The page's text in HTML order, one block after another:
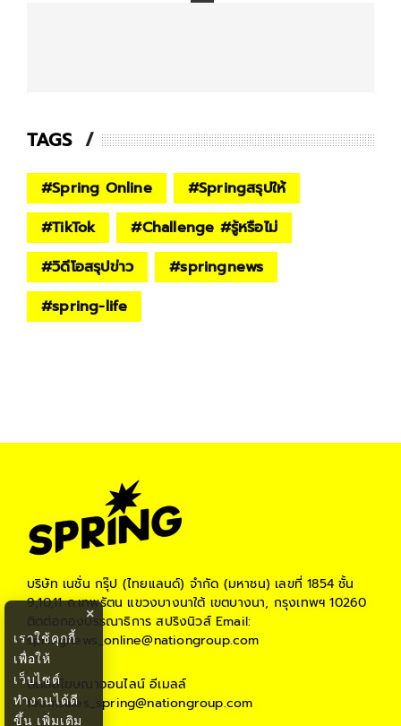
TAGS
#Spring Online #Springสรุปให้
#TikTok #Challenge #รู้หรือไม่
#วิดีโอสรุปข่าว #springnews
#spring-life
บริษัท เนชั่น กรุ๊ป (ไทยแลนด์) จำกัด (มหาชน) เลขที่ 1854 ชั้น
9,10,11 ถ.เทพรัตน แขวงบางนาใต้ เขตบางนา, กรุงเทพฯ 10260
ติดต่อกองบรรณาธิการ สปริงนิวส์Email:
springnews_online@nationgroup.com
ติดต่อโฆษณาออนไลน์ อีเมลล์
teamsales_spring@nationgroup.com
×
เราใช้คุกกี้
เพื่อให้
เว็บไซต์
ทำงานได้ดี
ขึ้น เพิ่มเติม